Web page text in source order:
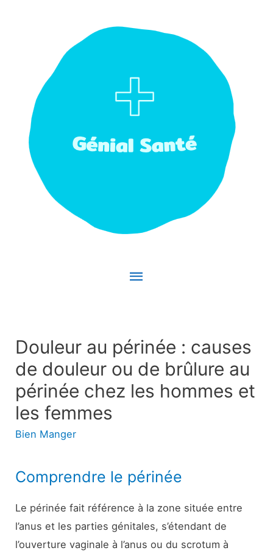
Menu
Douleur au périnée : causes
de douleur ou de brûlure au
périnée chez les hommes et
les femmes
Bien Manger
Comprendre le périnée
Le périnée fait référence à la zone située entre
l’anus et les parties génitales, s’étendant de
l’ouverture vaginale à l’anus ou du scrotum à